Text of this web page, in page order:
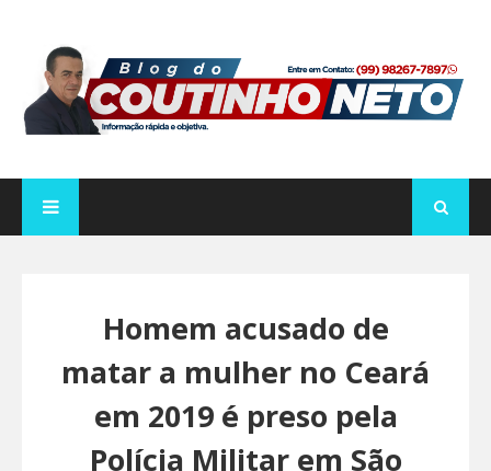
Homem acusado de
matar a mulher no Ceará
em 2019 é preso pela
Polícia Militar em São